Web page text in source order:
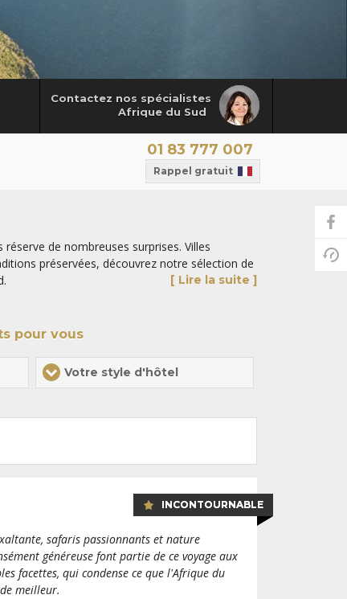
Contactez nos spécialistes
Afrique du Sud
01 83 777 007
Rappel gratuit
de nombreuses surprises. Villes
préservées, découvrez notre sélection de
[ Lire la suite ]
pour vous
Votre style d'hôtel
INCONTOURNABLE
safaris passionnants et nature
généreuse font partie de ce voyage aux
facettes, qui condense ce que l'Afrique du
meilleur.